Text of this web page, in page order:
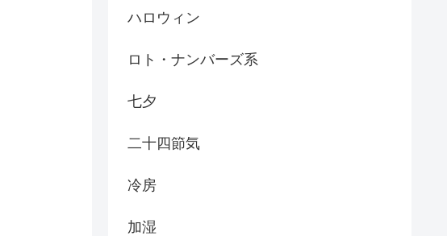
ハロウィン
ロト・ナンバーズ系
七夕
二十四節気
冷房
加湿